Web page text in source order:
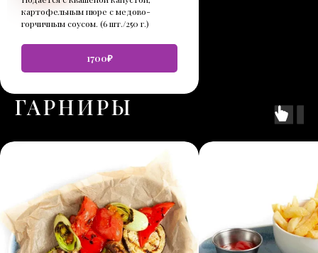
картофельным пюре с медово-
горчичным соусом. (6 шт./250 г.)
1700₽
ГАРНИРЫ